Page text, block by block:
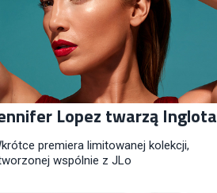
Lopez twarzą Inglota
premiera limitowanej kolekcji,
wspólnie z JLo